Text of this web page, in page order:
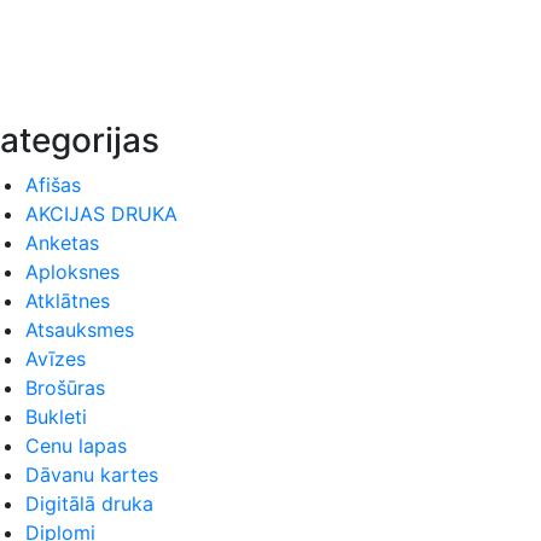
Afišas
AKCIJAS DRUKA
Anketas
Aploksnes
Atklātnes
Atsauksmes
Avīzes
Brošūras
Bukleti
Cenu lapas
Dāvanu kartes
Digitālā druka
Diplomi